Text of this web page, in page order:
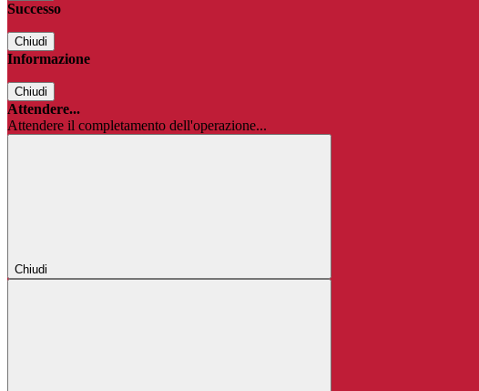
Successo
Chiudi
Informazione
Chiudi
Attendere...
Attendere il completamento dell'operazione...
Chiudi